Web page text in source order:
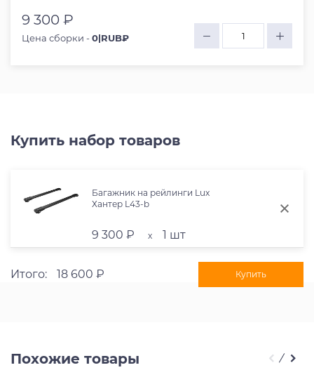
9 300 ₽
Цена сборки -0|RUB₽
Купить набор товаров
Багажник на рейлинги Lux
Хантер L43-b
9 300 ₽ x 1 шт
Итого: 18 600 ₽ Купить
Похожие товары